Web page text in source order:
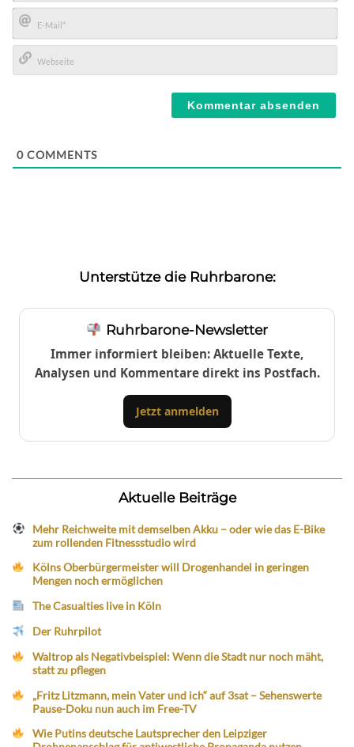
Name*
E-
Mail*
0 COMMENTS
Unterstütze die Ruhrbarone:
Ruhrbarone-Newsletter
Immer informiert bleiben: Aktuelle Texte,
Analysen und Kommentare direkt ins Postfach.
Jetzt anmelden
Aktuelle Beiträge
Mehr Reichweite mit demselben Akku – oder wie das E-Bike
zum rollenden Fitnessstudio wird
Kölns Oberbürgermeister will Drogenhandel in geringen
Mengen noch ermöglichen
The Casualties live in Köln
Der Ruhrpilot
Waltrop als Negativbeispiel: Wenn die Stadt nur noch mäht,
statt zu pflegen
„Fritz Litzmann, mein Vater und ich“ auf 3sat – Sehenswerte
Pause-Doku nun auch im Free-TV
Wie Putins deutsche Lautsprecher den Leipziger